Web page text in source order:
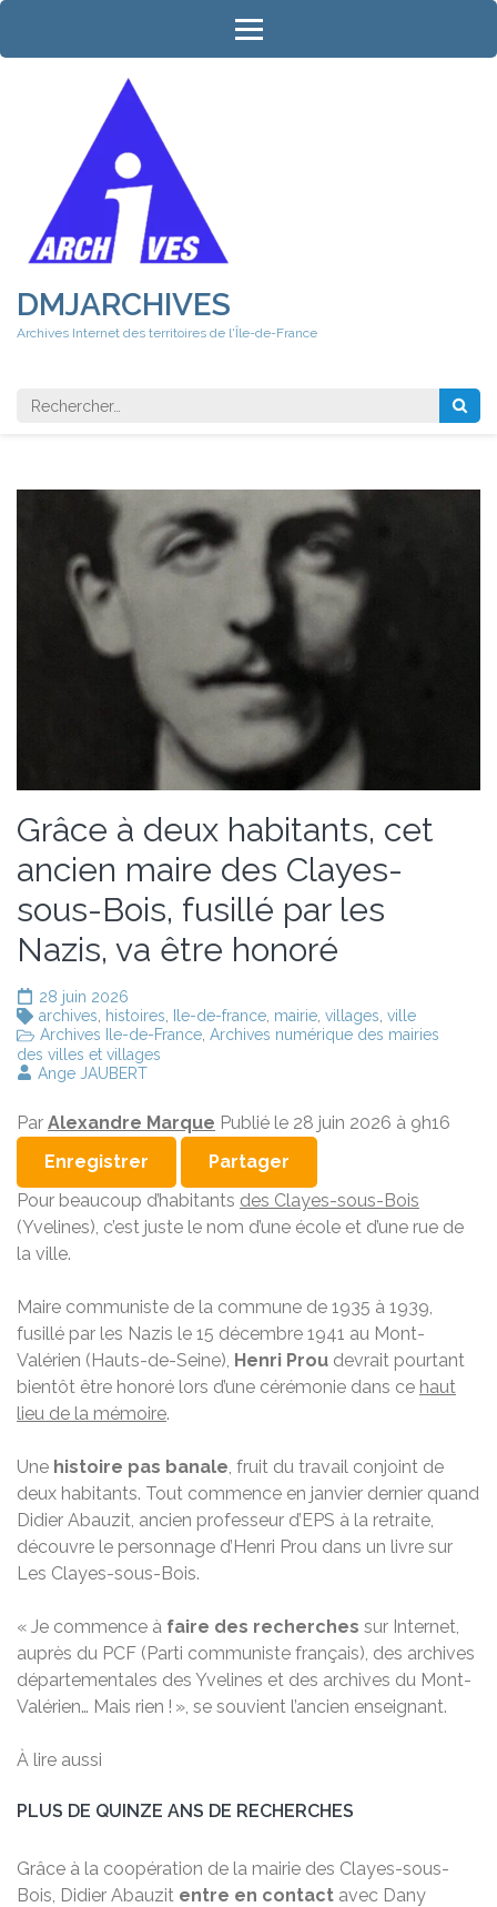
Aller
contenu
DMJARCHIVES
Archives Internet des territoires de l'Île-de-France
Rechercher
Grâce à deux habitants, cet
ancien maire des Clayes-
sous-Bois, fusillé par les
Nazis, va être honoré
28 juin 2026
archives histoires Ile-de-france mairie villages ville
Archives Ile-de-France Archives numérique des mairies
des villes et villages
Ange JAUBERT
Par Alexandre Marque Publié le 28 juin 2026 à 9h16
Enregistrer
Partager
Pour beaucoup d’habitants des Clayes-sous-Bois
(Yvelines), c’est juste le nom d’une école et d’une rue de
la ville.
Maire communiste de la commune de 1935 à 1939,
fusillé par les Nazis le 15 décembre 1941 au Mont-
Valérien (Hauts-de-Seine), Henri Prou devrait pourtant
bientôt être honoré lors d’une cérémonie dans ce haut
lieu de la mémoire.
Une histoire pas banale , fruit du travail conjoint de
deux habitants. Tout commence en janvier dernier quand
Didier Abauzit, ancien professeur d’EPS à la retraite,
découvre le personnage d’Henri Prou dans un livre sur
Les Clayes-sous-Bois.
« Je commence à faire des recherches sur Internet,
auprès du PCF (Parti communiste français), des archives
départementales des Yvelines et des archives du Mont-
Valérien… Mais rien ! », se souvient l’ancien enseignant.
À lire aussi
PLUS DE QUINZE ANS DE RECHERCHES
Grâce à la coopération de la mairie des Clayes-sous-
Bois, Didier Abauzit entre en contact avec Dany